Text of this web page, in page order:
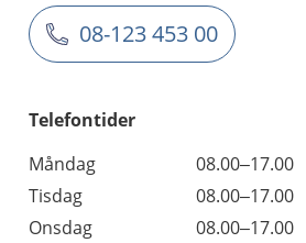
08-123 453 00
Telefontider
Måndag
08.00–17.00
Tisdag
08.00–17.00
Onsdag
08.00–17.00